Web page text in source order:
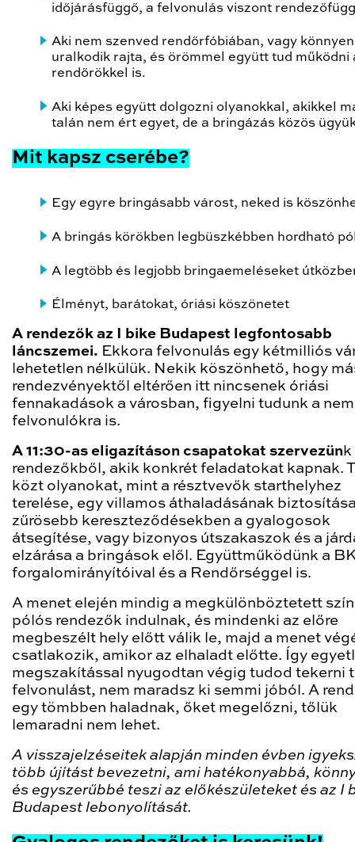
időjárásfüggő, a felvonulás viszont
Aki nem szenved rendőrfóbiában, vagy könnyen
uralkodik rajta, és örömmel együtt tud működni
rendőrökkel is.
Aki képes együtt dolgozni olyanokkal, akikkel
talán nem ért egyet, de a bringázás közös
Mit kapsz cserébe?
Egy egyre bringásabb várost, neked is
A bringás körökben legbüszkébben hordható
A legtöbb és legjobb bringaemeléseket
Élményt, barátokat, óriási köszönetet
A rendezők az I bike Budapest legfontosabb
láncszemei. Ekkora felvonulás egy kétmilliós
lehetetlen nélkülük. Nekik köszönhető, hogy
rendezvényektől eltérően itt nincsenek óriási
fennakadások a városban, figyelni tudunk a nem
felvonulókra is.
A 11:30-as eligazításon csapatokat szervezünk
rendezőkből, akik konkrét feladatokat kapnak.
közt olyanokat, mint a résztvevők starthelyhez
terelése, egy villamos áthaladásának
zűrösebb kereszteződésekben a gyalogosok
átsegítése, vagy bizonyos útszakaszok és a
elzárása a bringások elől. Együttműködünk a
forgalomirányítóival és a Rendőrséggel is.
A menet elején mindig a megkülönböztetett
pólós rendezők indulnak, és mindenki az előre
megbeszélt hely előtt válik le, majd a menet
csatlakozik, amikor az elhaladt előtte. Így
megszakítással nyugodtan végig tudod tekerni
felvonulást, nem maradsz ki semmi jóból. A
egy tömbben haladnak, őket megelőzni, tőlük
lemaradni nem lehet.
A visszajelzéseitek alapján minden évben
több újítást bevezetni, ami hatékonyabbá,
és egyszerűbbé teszi az előkészületeket és az I
Budapest lebonyolítását.